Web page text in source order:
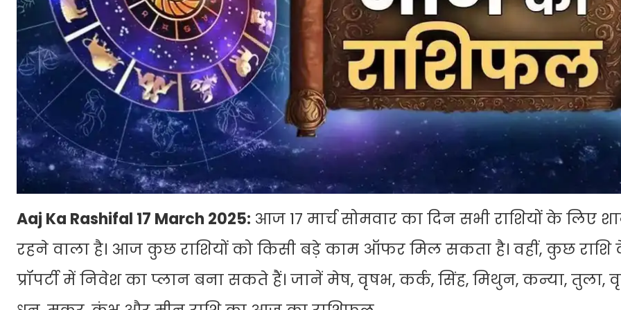
Aaj Ka Rashifal 17 March 2025: आज 17 मार्च सोमवार का दिन सभी राशियों के लिए
रहने वाला है। आज कुछ राशियों को किसी बड़े काम ऑफर मिल सकता है। वहीं, कुछ
प्रॉपर्टी में निवेश का प्लान बना सकते हैं। जानें मेष, वृषभ, कर्क, सिंह, मिथुन, कन्या, तुला,